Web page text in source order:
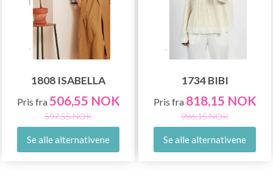
1808 ISABELLA
Pris fra 506,55 NOK
597,55 NOK
Se alle alternativene
1734 BIBI
Pris fra 818,15 NOK
986,15 NOK
Se alle alternativene